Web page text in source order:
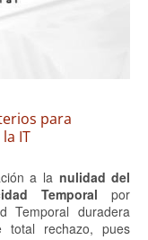
para
IT
a la nulidad del
Temporal por
Temporal duradera
total rechazo, pues